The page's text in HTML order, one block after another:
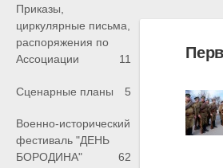
Приказы,
циркулярные письма,
распоряжения по
Ассоциации
11
Сценарные планы 5
Военно-исторический
фестиваль "ДЕНЬ
БОРОДИНА"
62